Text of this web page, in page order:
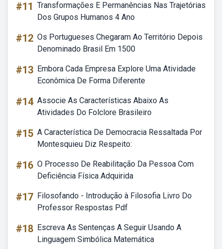
#11 Transformações E Permanências Nas Trajetórias
Dos Grupos Humanos 4 Ano
#12 Os Portugueses Chegaram Ao Território Depois
Denominado Brasil Em 1500
#13 Embora Cada Empresa Explore Uma Atividade
Econômica De Forma Diferente
#14 Associe As Características Abaixo As
Atividades Do Folclore Brasileiro
#15 A Característica De Democracia Ressaltada Por
Montesquieu Diz Respeito:
#16 O Processo De Reabilitação Da Pessoa Com
Deficiência Física Adquirida
#17 Filosofando - Introdução à Filosofia Livro Do
Professor Respostas Pdf
#18 Escreva As Sentenças A Seguir Usando A
Linguagem Simbólica Matemática